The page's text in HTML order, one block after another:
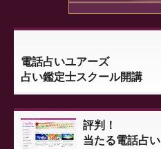
電話占いユアーズ
占い鑑定士スクール開講
評判！
当たる電話占い